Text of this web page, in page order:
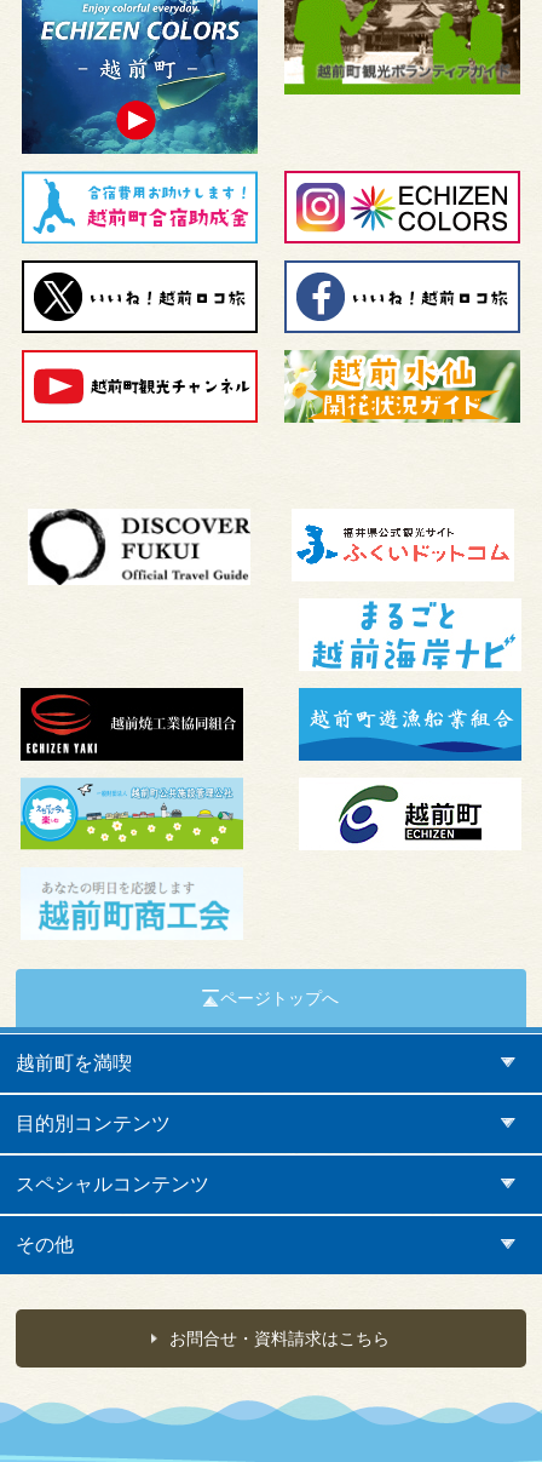
ページトップへ
越前町を満喫
目的別コンテンツ
スペシャルコンテンツ
その他
お問合せ・資料請求はこちら